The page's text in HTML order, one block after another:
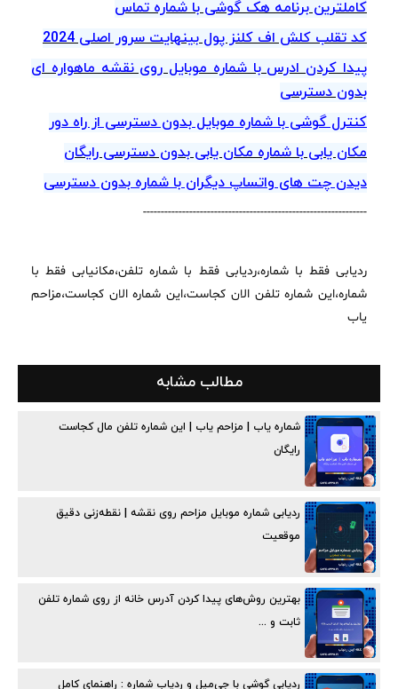
کاملترین برنامه هک گوشی با شماره تماس
کد تقلب کلش اف کلنز پول بینهایت سرور اصلی 2024
پیدا کردن ادرس با شماره موبایل روی نقشه ماهواره ای
بدون دسترسی
کنترل گوشی با شماره موبایل بدون دسترسی از راه دور
مکان یابی با شماره مکان یابی بدون دسترسی رایگان
دیدن چت های واتساپ دیگران با شماره بدون دسترسی
---------------------------------------------------------------
ردیابی فقط با شماره،ردیابی فقط با شماره تلفن،مکانیابی فقط با
شماره،این شماره تلفن الان کجاست،این شماره الان کجاست،مزاحم
یاب
مطالب مشابه
شماره یاب | مزاحم یاب | این شماره تلفن مال کجاست
رایگان
ردیابی شماره موبایل مزاحم روی نقشه | نقطه‌زنی دقیق
موقعیت
بهترین روش‌های پیدا کردن آدرس خانه از روی شماره تلفن
ثابت و ...
ردیابی گوشی با جی‌میل و ردیاب شماره : راهنمای کامل